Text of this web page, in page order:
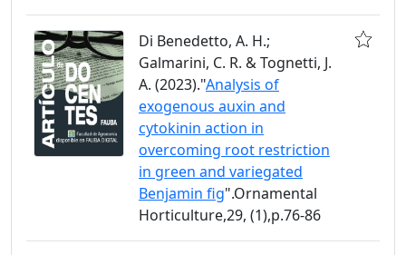
Di Benedetto, A. H.;
Galmarini, C. R. & Tognetti, J.
A. (2023)."Analysis of
exogenous auxin and
cytokinin action in
overcoming root restriction
in green and variegated
Benjamin fig".Ornamental
Horticulture,29, (1),p.76-86